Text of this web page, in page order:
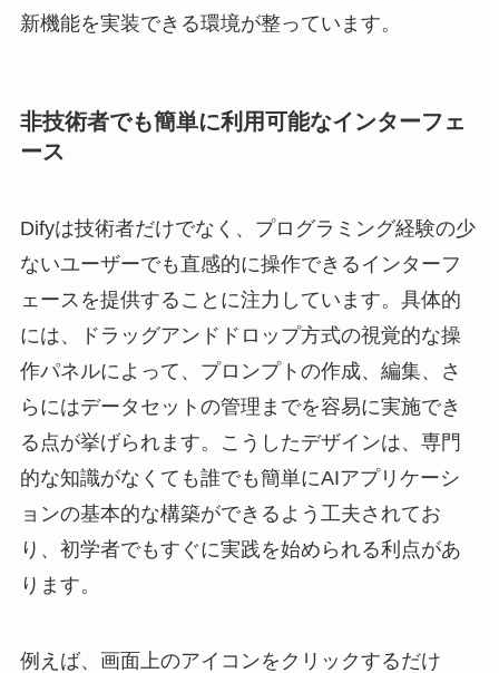
新機能を実装できる環境が整っています。
非技術者でも簡単に利用可能なインターフェ
ース
Difyは技術者だけでなく、プログラミング経験の少
ないユーザーでも直感的に操作できるインターフ
ェースを提供することに注力しています。具体的
には、ドラッグアンドドロップ方式の視覚的な操
作パネルによって、プロンプトの作成、編集、さ
らにはデータセットの管理までを容易に実施でき
る点が挙げられます。こうしたデザインは、専門
的な知識がなくても誰でも簡単にAIアプリケーシ
ョンの基本的な構築ができるよう工夫されてお
り、初学者でもすぐに実践を始められる利点があ
ります。
例えば、画面上のアイコンをクリックするだけ